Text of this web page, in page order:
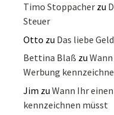
Timo Stoppacher zu
Steuer
Otto zu Das liebe
Bettina Blaß zu
Werbung
Jim zuWann Ihr
kennzeichnen müsst